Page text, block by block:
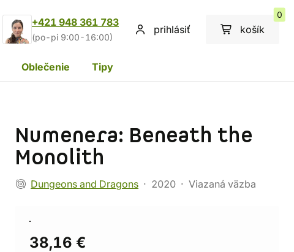
+421 948 361 783
(po-pi 9:00-16:00)
prihlásiť košík
0
Oblečenie Tipy
Numenera: Beneath the
Monolith
Dungeons and Dragons 2020 Viazaná väzba
38,16 €